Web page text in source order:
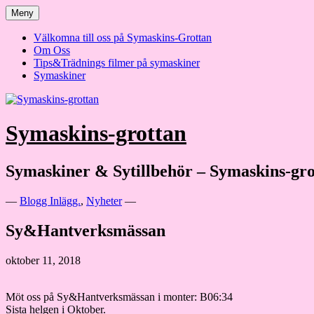
Hoppa
till
innehåll
Meny
Välkomna till oss på Symaskins-Grottan
Om Oss
Tips&Trädnings filmer på symaskiner
Symaskiner
Symaskins-grottan
Symaskiner & Sytillbehör – Symaskins-
— Blogg Inlägg., Nyheter—
Sy&Hantverksmässan
oktober 11, 2018
Möt oss på Sy&Hantverksmässan i monter: B06:34
Sista helgen i Oktober.